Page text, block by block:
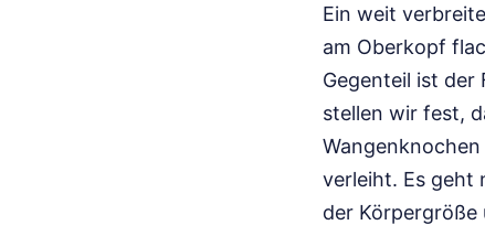
Ein weit
am Oberkopf
Gegenteil ist der
stellen wir fest,
verleiht. Es geht
der Körpergröße